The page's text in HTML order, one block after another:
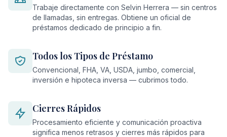
Trabaje directamente con Selvin Herrera — sin centros
de llamadas, sin entregas. Obtiene un oficial de
préstamos dedicado de principio a fin.
Todos los Tipos de Préstamo
Convencional, FHA, VA, USDA, jumbo, comercial,
inversión e hipoteca inversa — cubrimos todo.
Cierres Rápidos
Procesamiento eficiente y comunicación proactiva
significa menos retrasos y cierres más rápidos para